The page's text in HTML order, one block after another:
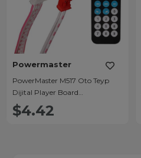
Powermaster
PowerMaster M517 Oto Teyp
Dijital Player Board
USB/AUX/SD/FM/Bluetooth
Kumandalı Mikrofonsuz Çevirici
$4.42